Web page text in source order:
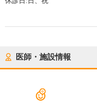
医師・施設情報